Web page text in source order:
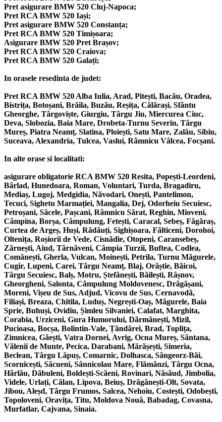
Pret asigurare BMW 520 Cluj-Napoca;
Pret RCA BMW 520 Iași;
Pret asigurare BMW 520 Constanța;
Pret RCA BMW 520 Timișoara;
Asigurare BMW 520 Pret Brașov;
Pret RCA BMW 520 Craiova;
Pret RCA BMW 520 Galați;
In orasele resedinta de judet:
Pret RCA BMW 520 Alba Iulia, Arad, Pitești, Bacău, Oradea,
Bistrița, Botoșani, Brăila, Buzău, Reșița, Călărași, Sfântu
Gheorghe, Târgoviște, Giurgiu, Târgu Jiu, Miercurea Ciuc,
Deva, Slobozia, Baia Mare, Drobeta-Turnu Severin, Târgu
Mureș, Piatra Neamț, Slatina, Ploiești, Satu Mare, Zalău, Sibiu,
Suceava, Alexandria, Tulcea, Vaslui, Râmnicu Vâlcea, Focșani.
In alte orase si localitati:
asigurare obligatorie RCA BMW 520 Resita, Popești-Leordeni,
Bârlad, Hunedoara, Roman, Voluntari, Turda, Bragadiru,
Mediaș, Lugoj, Medgidia, Năvodari, Onești, Pantelimon,
Tecuci, Sighetu Marmației, Mangalia, Dej, Odorheiu Secuiesc,
Petroșani, Săcele, Pașcani, Râmnicu Sărat, Reghin, Mioveni,
Câmpina, Borșa, Câmpulung, Fetești, Caracal, Sebeș, Făgăraș,
Curtea de Argeș, Huși, Rădăuți, Sighișoara, Fălticeni, Dorohoi,
Oltenița, Roșiorii de Vede, Cisnădie, Otopeni, Caransebeș,
Zărnești, Aiud, Târnăveni, Câmpia Turzii, Buftea, Codlea,
Comănești, Gherla, Vulcan, Moinești, Petrila, Turnu Măgurele,
Cugir, Lupeni, Carei, Târgu Neamț, Blaj, Orăștie, Băicoi,
Târgu Secuiesc, Balș, Motru, Ștefănești, Băilești, Râșnov,
Gheorgheni, Salonta, Câmpulung Moldovenesc, Drăgășani,
Moreni, Vișeu de Sus, Adjud, Vicovu de Sus, Cernavodă,
Filiași, Breaza, Chitila, Luduș, Negrești-Oaș, Măgurele, Baia
Sprie, Buhuși, Ovidiu, Șimleu Silvaniei, Calafat, Marghita,
Corabia, Urziceni, Gura Humorului, Dărmănești, Mizil,
Pucioasa, Bocșa, Bolintin-Vale, Țăndărei, Brad, Toplița,
Zimnicea, Găești, Vatra Dornei, Avrig, Ocna Mureș, Sântana,
Vălenii de Munte, Pecica, Darabani, Mărășești, Simeria,
Beclean, Târgu Lăpuș, Comarnic, Dolhasca, Sângeorz-Băi,
Scornicești, Săcueni, Sânnicolau Mare, Flămânzi, Târgu Ocna,
Hârlău, Dăbuleni, Boldești-Scăeni, Rovinari, Năsăud, Jimbolia,
Videle, Urlați, Călan, Lipova, Beiuș, Drăgănești-Olt, Sovata,
Jibou, Aleșd, Târgu Frumos, Salcea, Nehoiu, Costești, Odobești,
Topoloveni, Oravița, Titu, Moldova Nouă, Babadag, Covasna,
Murfatlar, Cajvana, Sinaia.